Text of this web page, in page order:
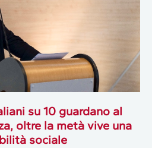
su 10 guardano al
oltre la metà vive una
sociale